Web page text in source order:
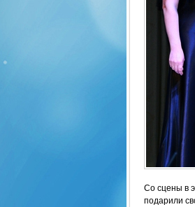
Со сцены в
подарили